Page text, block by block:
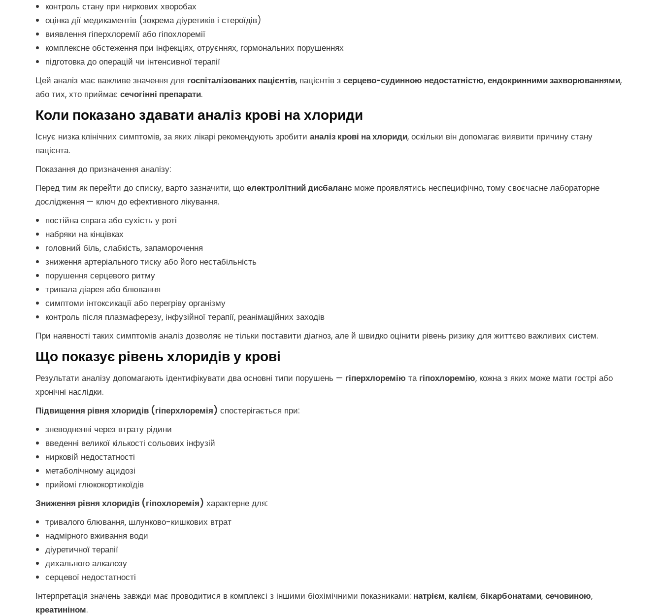
контроль стану при ниркових хворобах
оцінка дії медикаментів (зокрема діуретиків і стероїдів)
виявлення гіперхлоремії або гіпохлоремії
комплексне обстеження при інфекціях, отруєннях, гормональних порушеннях
підготовка до операцій чи інтенсивної терапії
Цей аналіз має важливе значення для госпіталізованих пацієнтів, пацієнтів з серцево-судинною недостатністю, ендокринними захворюваннями,
або тих, хто приймає сечогінні препарати.
Коли показано здавати аналіз крові на хлориди
Існує низка клінічних симптомів, за яких лікарі рекомендують зробити аналіз крові на хлориди, оскільки він допомагає виявити причину стану
пацієнта.
Показання до призначення аналізу:
Перед тим як перейти до списку, варто зазначити, що електролітний дисбаланс може проявлятись неспецифічно, тому своєчасне лабораторне
дослідження — ключ до ефективного лікування.
постійна спрага або сухість у роті
набряки на кінцівках
головний біль, слабкість, запаморочення
зниження артеріального тиску або його нестабільність
порушення серцевого ритму
тривала діарея або блювання
симптоми інтоксикації або перегріву організму
контроль після плазмаферезу, інфузійної терапії, реанімаційних заходів
При наявності таких симптомів аналіз дозволяє не тільки поставити діагноз, але й швидко оцінити рівень ризику для життєво важливих систем.
Що показує рівень хлоридів у крові
Результати аналізу допомагають ідентифікувати два основні типи порушень — гіперхлоремію та гіпохлоремію, кожна з яких може мати гострі або
хронічні наслідки.
Підвищення рівня хлоридів (гіперхлоремія) спостерігається при:
зневодненні через втрату рідини
введенні великої кількості сольових інфузій
нирковій недостатності
метаболічному ацидозі
прийомі глюкокортикоїдів
Зниження рівня хлоридів (гіпохлоремія) характерне для:
тривалого блювання, шлунково-кишкових втрат
надмірного вживання води
діуретичної терапії
дихального алкалозу
серцевої недостатності
Інтерпретація значень завжди має проводитися в комплексі з іншими біохімічними показниками: натрієм, калієм, бікарбонатами, сечовиною,
креатиніном.